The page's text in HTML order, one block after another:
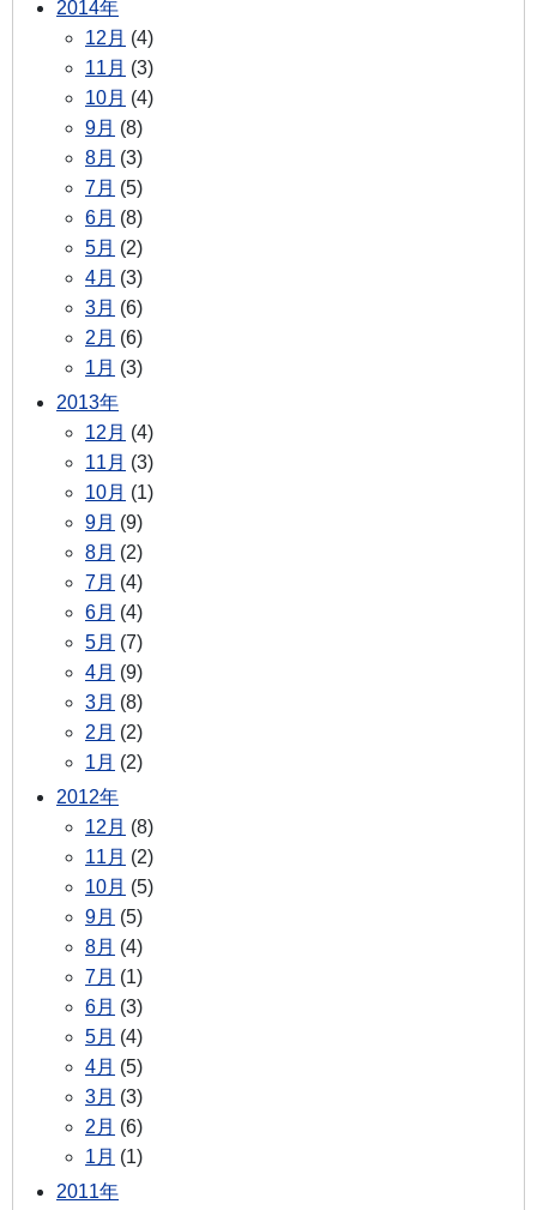
2014年
12月 (4)
11月 (3)
10月 (4)
9月 (8)
8月 (3)
7月 (5)
6月 (8)
5月 (2)
4月 (3)
3月 (6)
2月 (6)
1月 (3)
2013年
12月 (4)
11月 (3)
10月 (1)
9月 (9)
8月 (2)
7月 (4)
6月 (4)
5月 (7)
4月 (9)
3月 (8)
2月 (2)
1月 (2)
2012年
12月 (8)
11月 (2)
10月 (5)
9月 (5)
8月 (4)
7月 (1)
6月 (3)
5月 (4)
4月 (5)
3月 (3)
2月 (6)
1月 (1)
2011年